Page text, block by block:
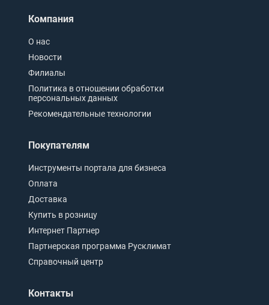
Компания
О нас
Новости
Филиалы
Политика в отношении обработки
персональных данных
Рекомендательные технологии
Покупателям
Инструменты портала для бизнеса
Оплата
Доставка
Купить в розницу
Интернет Партнер
Партнерская программа Русклимат
Справочный центр
Контакты